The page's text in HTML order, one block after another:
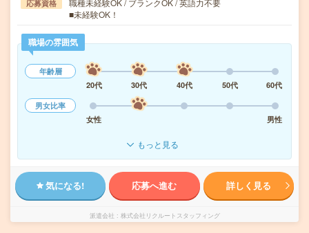
応募資格
職種未経験OK / ブランクOK / 英語力不要
■未経験OK！
職場の雰囲気
年齢層
20代
30代 40代 50代
60代
男女比率
女性
男性
もっと見る
気になる! 応募へ進む 詳しく見る
派遣会社 株式会社リクルートスタッフィング